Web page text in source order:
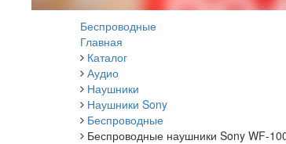
Беспроводные
Главная
Каталог
Аудио
Наушники
Наушники Sony
Беспроводные
Беспроводные наушники Sony WF-